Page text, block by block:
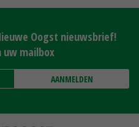
Oogst nieuwsbrief!
uw mailbox
AANMELDEN